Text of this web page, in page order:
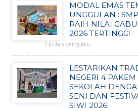
MODAL EMAS
UNGGULAN :
RAIH NILAI
2026 TERTINGGI
2 bulan yang lalu
LESTARIKAN
NEGERI 4
SEKOLAH
SENI DAN
SIWI 2026